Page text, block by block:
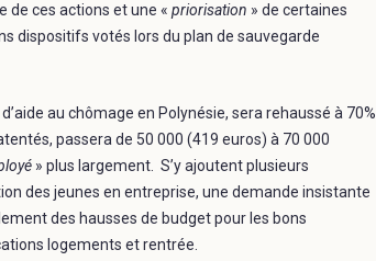
de ces actions et une « priorisation » de certaines
dispositifs votés lors du plan de sauvegarde
au chômage en Polynésie, sera rehaussé à 70%
passera de 50 000 (419 euros) à 70 000
» plus largement. S’y ajoutent plusieurs
des jeunes en entreprise, une demande insistante
des hausses de budget pour les bons
logements et rentrée.